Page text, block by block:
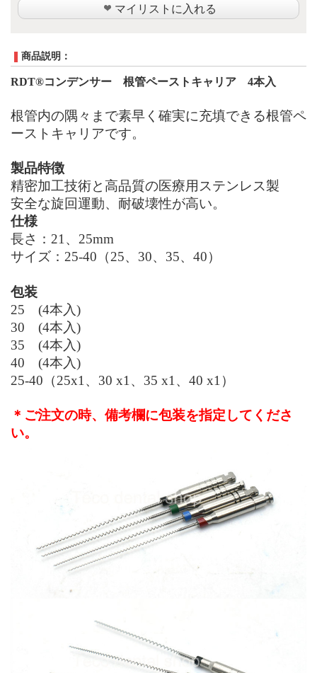
マイリストに入れる
商品説明：
RDT®コンデンサー 根管ペーストキャリア 4本入
根管内の隅々まで素早く確実に充填できる根管ペ
ーストキャリアです。
製品特徴
精密加工技術と高品質の医療用ステンレス製
安全な旋回運動、 耐破壊性が高い。
仕様
長さ： 21 、 25mm
サイズ： 25-40 （25、 30、 35、 40）
包装
25
(4本入)
30
(4本入)
35
(4本入)
40
(4本入)
25-40 （25x1 、 30 x1 、 35 x1 、 40 x1 ）
＊ご注文の時、備考欄に包装を指定してくださ
い。